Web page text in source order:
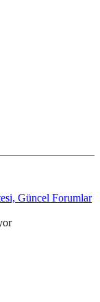
Güncel Forumlar